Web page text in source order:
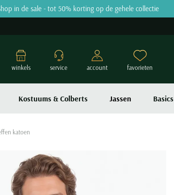
in de sale - tot 50% korting op de gehele collectie
Kostuums & Colberts Jassen Basics
winkels service account favorieten
katoen